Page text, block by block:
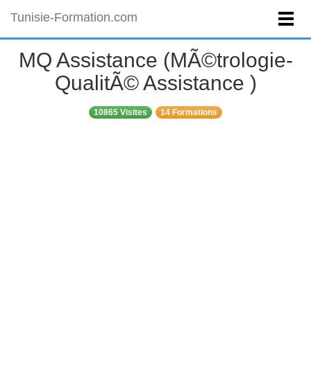
Tunisie-Formation.com
MQ Assistance (MÃ©trologie-
QualitÃ© Assistance )
10865 Visites 14 Formations